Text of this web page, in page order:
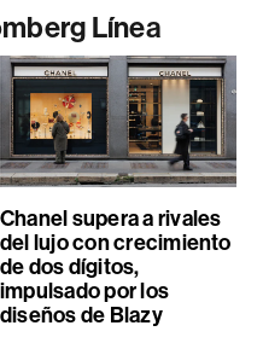
Línea
Chanel supera a rivales
del lujo con crecimiento
de dos dígitos,
impulsado por los
diseños de Blazy